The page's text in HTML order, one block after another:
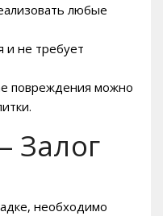
любые
и не требует
повреждения можно
Залог
необходимо